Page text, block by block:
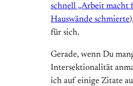
schnell „Arbeit macht
Hauswände schmierte
für sich.
Gerade, wenn Du
Intersektionalität
ich auf einige Zitate